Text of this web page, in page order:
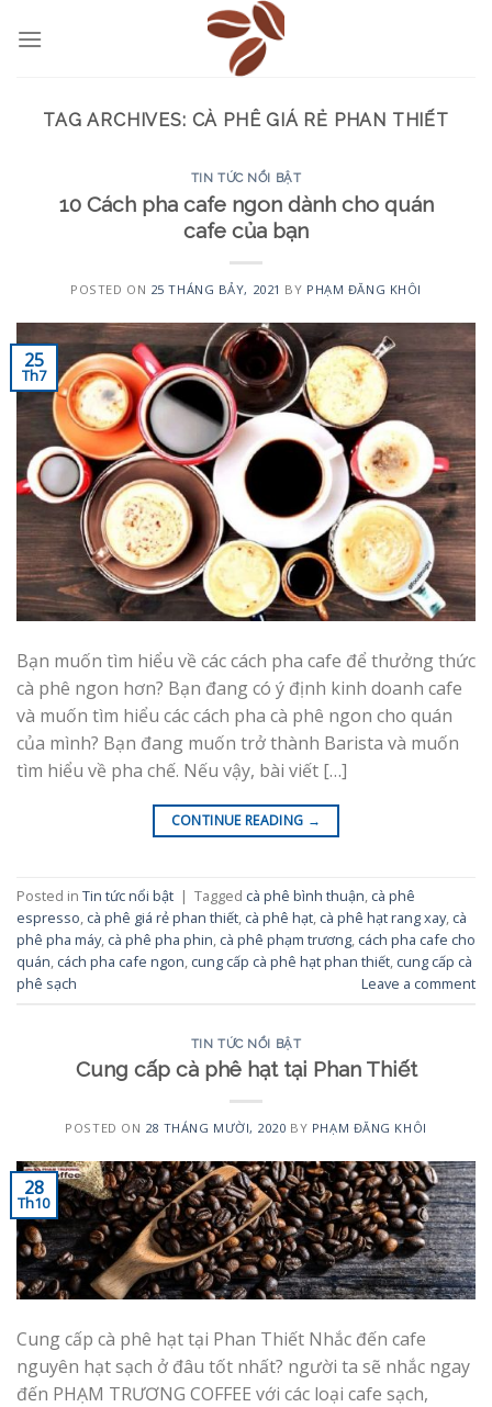
TAG ARCHIVES: CÀ PHÊ GIÁ RẺ PHAN THIẾT
TIN TỨC NỔI BẬT
10 Cách pha cafe ngon dành cho quán
cafe của bạn
POSTED ON 25 THÁNG BẢY, 2021 BY PHẠM ĐĂNG KHÔI
25
Th7
Bạn muốn tìm hiểu về các cách pha cafe để thưởng thức
cà phê ngon hơn? Bạn đang có ý định kinh doanh cafe
và muốn tìm hiểu các cách pha cà phê ngon cho quán
của mình? Bạn đang muốn trở thành Barista và muốn
tìm hiểu về pha chế. Nếu vậy, bài viết […]
CONTINUE READING →
Posted in Tin tức nổi bật | Tagged cà phê bình thuận, cà phê
espresso, cà phê giá rẻ phan thiết, cà phê hạt, cà phê hạt rang xay, cà
phê pha máy, cà phê pha phin, cà phê phạm trương, cách pha cafe cho
quán, cách pha cafe ngon, cung cấp cà phê hạt phan thiết, cung cấp cà
phê sạch
Leave a comment
TIN TỨC NỔI BẬT
Cung cấp cà phê hạt tại Phan Thiết
POSTED ON 28 THÁNG MƯỜI, 2020 BY PHẠM ĐĂNG KHÔI
28
Th10
Cung cấp cà phê hạt tại Phan Thiết Nhắc đến cafe
nguyên hạt sạch ở đâu tốt nhất? người ta sẽ nhắc ngay
đến PHẠM TRƯƠNG COFFEE với các loại cafe sạch,